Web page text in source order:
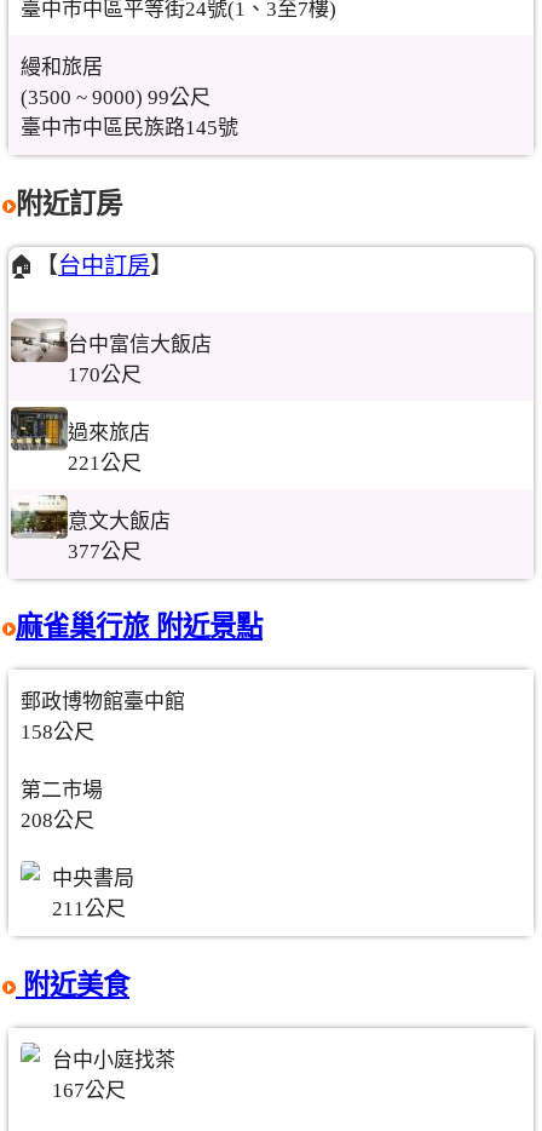
臺中市中區平等街24號(1、3至7樓)
縵和旅居
(3500 ~ 9000) 99公尺
臺中市中區民族路145號
附近訂房
🏠【台中訂房】
台中富信大飯店
170公尺
過來旅店
221公尺
意文大飯店
377公尺
麻雀巢行旅 附近景點
郵政博物館臺中館
158公尺
第二市場
208公尺
中央書局
211公尺
附近美食
台中小庭找茶
167公尺